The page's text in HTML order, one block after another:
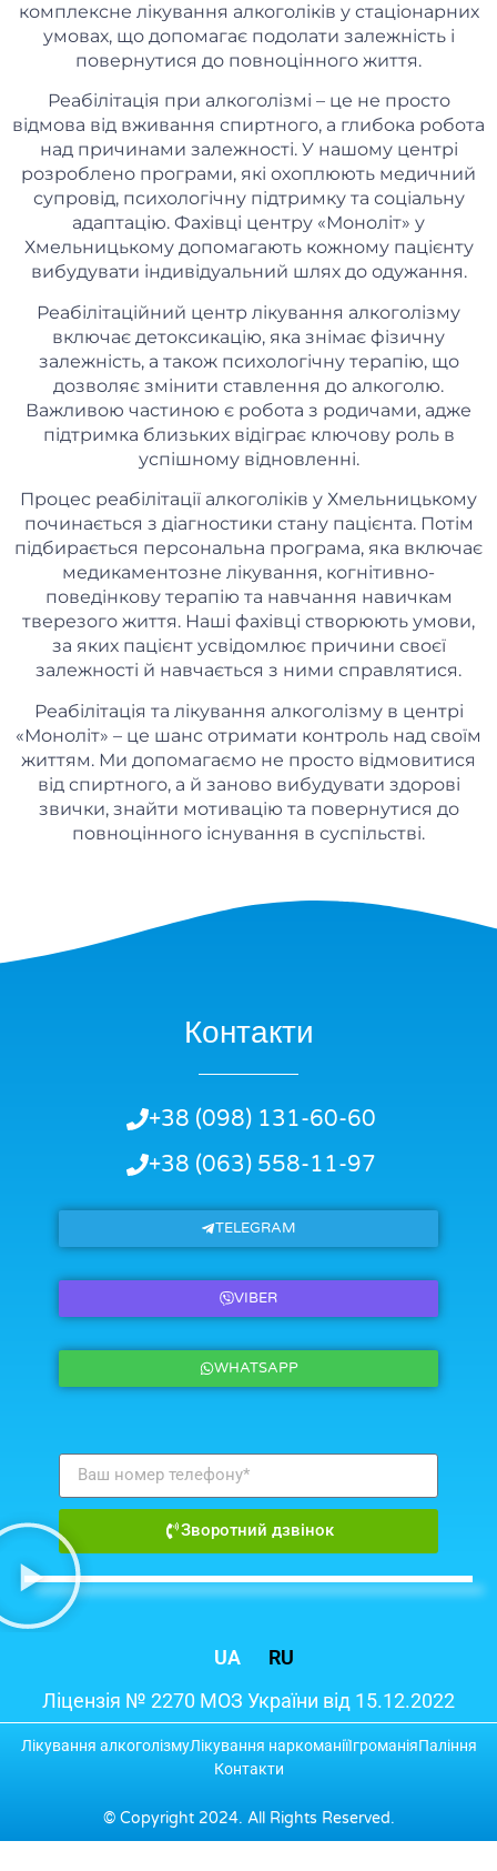
комплексне лікування алкоголіків у стаціонарних
умовах, що допомагає подолати залежність і
повернутися до повноцінного життя.
Реабілітація при алкоголізмі – це не просто
відмова від вживання спиртного, а глибока робота
над причинами залежності. У нашому центрі
розроблено програми, які охоплюють медичний
супровід, психологічну підтримку та соціальну
адаптацію. Фахівці центру «Моноліт» у
Хмельницькому допомагають кожному пацієнту
вибудувати індивідуальний шлях до одужання.
Реабілітаційний центр лікування алкоголізму
включає детоксикацію, яка знімає фізичну
залежність, а також психологічну терапію, що
дозволяє змінити ставлення до алкоголю.
Важливою частиною є робота з родичами, адже
підтримка близьких відіграє ключову роль в
успішному відновленні.
Процес реабілітації алкоголіків у Хмельницькому
починається з діагностики стану пацієнта. Потім
підбирається персональна програма, яка включає
медикаментозне лікування, когнітивно-
поведінкову терапію та навчання навичкам
тверезого життя. Наші фахівці створюють умови,
за яких пацієнт усвідомлює причини своєї
залежності й навчається з ними справлятися.
Реабілітація та лікування алкоголізму в центрі
«Моноліт» – це шанс отримати контроль над своїм
життям. Ми допомагаємо не просто відмовитися
від спиртного, а й заново вибудувати здорові
звички, знайти мотивацію та повернутися до
повноцінного існування в суспільстві.
Контакти
+38 (098) 131-60-60
+38 (063) 558-11-97
TELEGRAM
VIBER
WHATSAPP
Зворотний дзвінок
Ліцензія № 2270 МОЗ України від 15.12.2022
UA RU
© Copyright 2024. All Rights Reserved.
Лікування алкоголізмуЛікування наркоманіїІгроманіяПаління
Контакти